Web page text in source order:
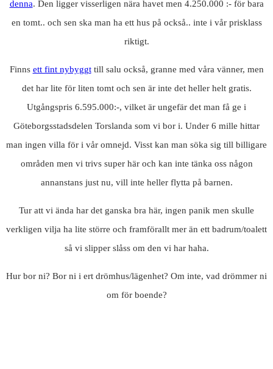
denna. Den ligger visserligen nära havet men 4.250.000 :- för bara
en tomt.. och sen ska man ha ett hus på också.. inte i vår prisklass
riktigt.
Finns ett fint nybyggttill salu också, granne med våra vänner, men
det har lite för liten tomt och sen är inte det heller helt gratis.
Utgångspris 6.595.000:-, vilket är ungefär det man få ge i
Göteborgsstadsdelen Torslanda som vi bor i. Under 6 mille hittar
man ingen villa för i vår omnejd. Visst kan man söka sig till billigare
områden men vi trivs super här och kan inte tänka oss någon
annanstans just nu, vill inte heller flytta på barnen.
Tur att vi ända har det ganska bra här, ingen panik men skulle
verkligen vilja ha lite större och framförallt mer än ett badrum/toalett
så vi slipper slåss om den vi har haha.
Hur bor ni? Bor ni i ert drömhus/lägenhet? Om inte, vad drömmer ni
om för boende?